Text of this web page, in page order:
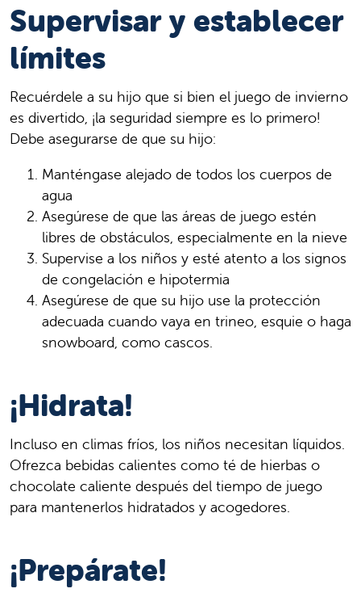
Supervisar y establecer
límites
Recuérdele a su hijo que si bien el juego de invierno
es divertido, ¡la seguridad siempre es lo primero!
Debe asegurarse de que su hijo:
Manténgase alejado de todos los cuerpos de
agua
Asegúrese de que las áreas de juego estén
libres de obstáculos, especialmente en la nieve
Supervise a los niños y esté atento a los signos
de congelación e hipotermia
Asegúrese de que su hijo use la protección
adecuada cuando vaya en trineo, esquie o haga
snowboard, como cascos.
¡Hidrata!
Incluso en climas fríos, los niños necesitan líquidos.
Ofrezca bebidas calientes como té de hierbas o
chocolate caliente después del tiempo de juego
para mantenerlos hidratados y acogedores.
¡Prepárate!